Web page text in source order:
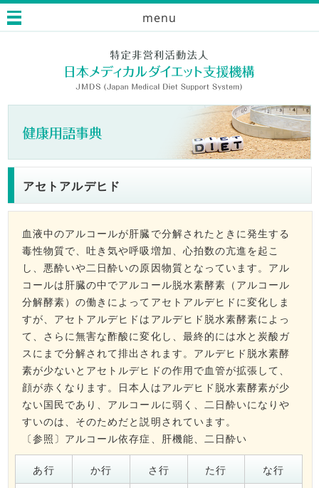
menu
アセトアルデヒド
血液中のアルコールが肝臓で分解されたときに発生する
毒性物質で、吐き気や呼吸増加、心拍数の亢進を起こ
し、悪酔いや二日酔いの原因物質となっています。アル
コールは肝臓の中でアルコール脱水素酵素（アルコール
分解酵素）の働きによってアセトアルデヒドに変化しま
すが、アセトアルデヒドはアルデヒド脱水素酵素によっ
て、さらに無害な酢酸に変化し、最終的には水と炭酸ガ
スにまで分解されて排出されます。アルデヒド脱水素酵
素が少ないとアセトルデヒドの作用で血管が拡張して、
顔が赤くなります。日本人はアルデヒド脱水素酵素が少
ない国民であり、アルコールに弱く、二日酔いになりや
すいのは、そのためだと説明されています。
〔参照〕 アルコール依存症 、 肝機能、 二日酔い
あ行 か行 さ行 た行 な行